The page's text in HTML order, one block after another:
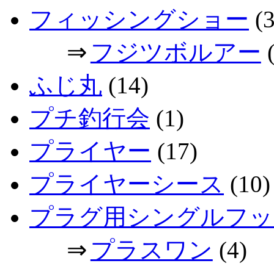
フィッシングショー
⇒ フジツボルアー
ふじ丸 (14)
プチ釣行会 (1)
プライヤー (17)
プライヤーシース (10)
プラグ用シングルフ
⇒ プラスワン (4)